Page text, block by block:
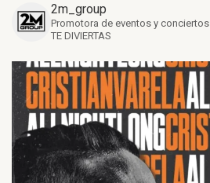
2m_group
Promotora de eventos y conciertos
TE DIVIERTAS